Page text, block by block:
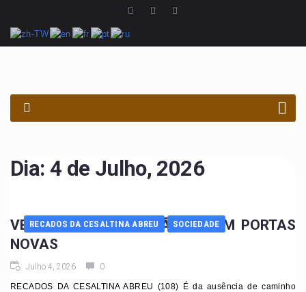
Dia: 4 de Julho, 2026
RECADOS DA CESALTINA ABREU SOCIEDADE
VELHOS CAMINHOS NÃO ABREM PORTAS
NOVAS
Julho 4, 2026 0
RECADOS DA CESALTINA ABREU (108) É da ausência de caminho
PROCURAR